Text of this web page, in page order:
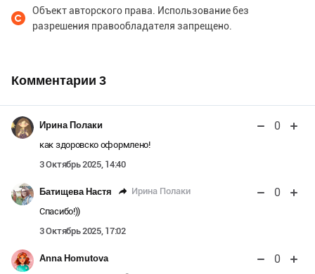
Объект авторского права. Использование без
разрешения правообладателя запрещено.
Комментарии 3
Ирина Полаки 0
как здоровско оформлено!
3 Октябрь 2025, 14:40
Батищева Настя Ирина Полаки 0
Спасибо!))
3 Октябрь 2025, 17:02
Anna Homutova 0